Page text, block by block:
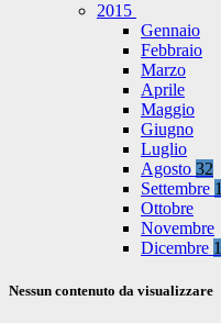
2015
Gennaio
Febbraio
Marzo
Aprile
Maggio
Giugno
Luglio
Agosto 32
Settembre 1
Ottobre
Novembre
Dicembre 1
Nessun contenuto da visualizzare